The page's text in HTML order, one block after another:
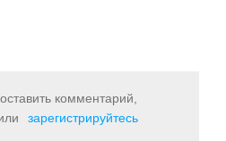
комментарий,
зарегистрируйтесь